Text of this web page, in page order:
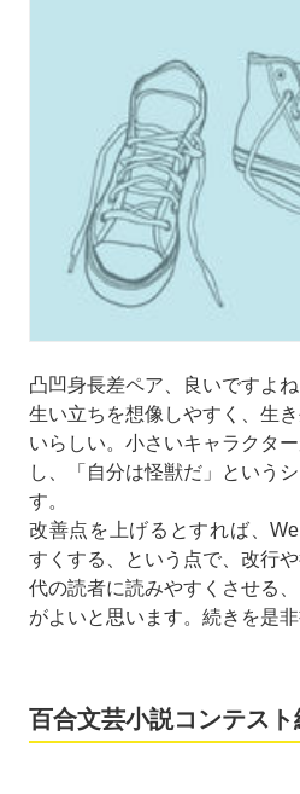
凸凹身長差ペア、良いですよ
生い立ちを想像しやすく、生
いらしい。小さいキャラクタ
し、「自分は怪獣だ」という
す。
改善点を上げるとすれば、
すくする、という点で、改行
代の読者に読みやすくさせる
がよいと思います。続きを是
百合文芸小説コンテスト